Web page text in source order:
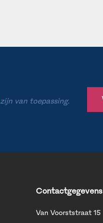
zijn van toepassing.
Contactgegevens
Van Voorststraat 15